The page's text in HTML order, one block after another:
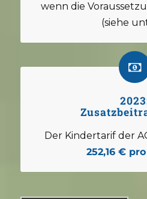
wenn die
(siehe
Der Kindertarif der
252,16 €